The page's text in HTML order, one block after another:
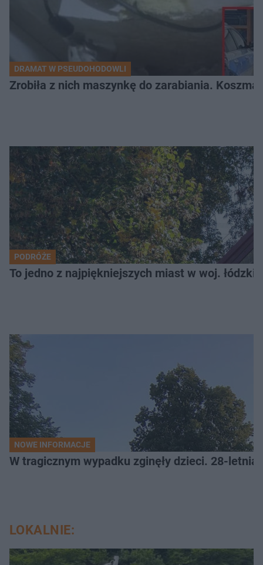
DRAMAT W PSEUDOHODOWLI
Zrobiła z nich maszynkę do zarabiania.
PODRÓŻE
To jedno z najpiękniejszych miast w woj.
NOWE INFORMACJE
W tragicznym wypadku zginęły dzieci. 28-
LOKALNIE: